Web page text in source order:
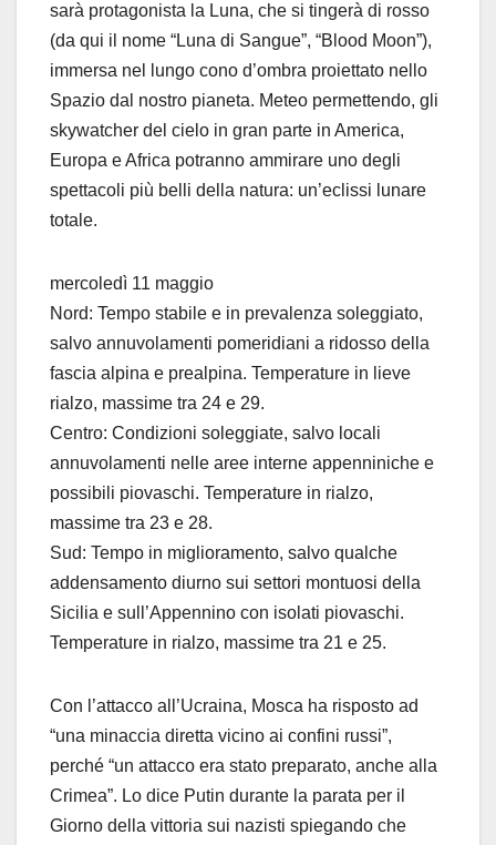
sarà protagonista la Luna, che si tingerà di rosso
(da qui il nome “Luna di Sangue”, “Blood Moon”),
immersa nel lungo cono d’ombra proiettato nello
Spazio dal nostro pianeta. Meteo permettendo, gli
skywatcher del cielo in gran parte in America,
Europa e Africa potranno ammirare uno degli
spettacoli più belli della natura: un’eclissi lunare
totale.
mercoledì 11 maggio
Nord: Tempo stabile e in prevalenza soleggiato,
salvo annuvolamenti pomeridiani a ridosso della
fascia alpina e prealpina. Temperature in lieve
rialzo, massime tra 24 e 29.
Centro: Condizioni soleggiate, salvo locali
annuvolamenti nelle aree interne appenniniche e
possibili piovaschi. Temperature in rialzo,
massime tra 23 e 28.
Sud: Tempo in miglioramento, salvo qualche
addensamento diurno sui settori montuosi della
Sicilia e sull’Appennino con isolati piovaschi.
Temperature in rialzo, massime tra 21 e 25.
Con l’attacco all’Ucraina, Mosca ha risposto ad
“una minaccia diretta vicino ai confini russi”,
perché “un attacco era stato preparato, anche alla
Crimea”. Lo dice Putin durante la parata per il
Giorno della vittoria sui nazisti spiegando che